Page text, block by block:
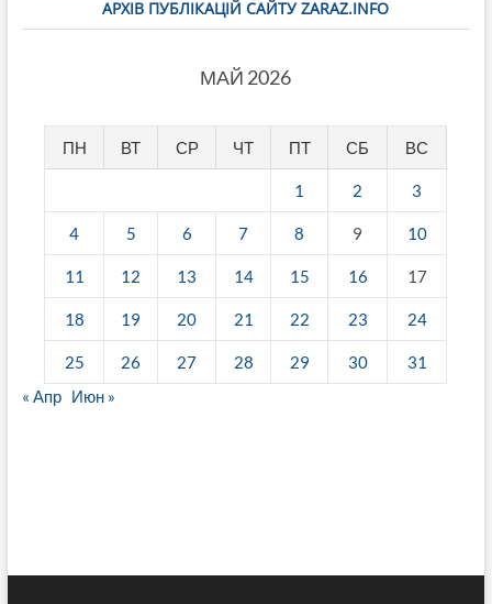
АРХІВ ПУБЛІКАЦІЙ САЙТУ ZARAZ.INFO
МАЙ 2026
ПН ВТ СР ЧТ ПТ СБ ВС
1 2 3
4 5 6 7 8 9 10
11 12 13 14 15 16 17
18 19 20 21 22 23 24
25 26 27 28 29 30
31
« Апр Июн »